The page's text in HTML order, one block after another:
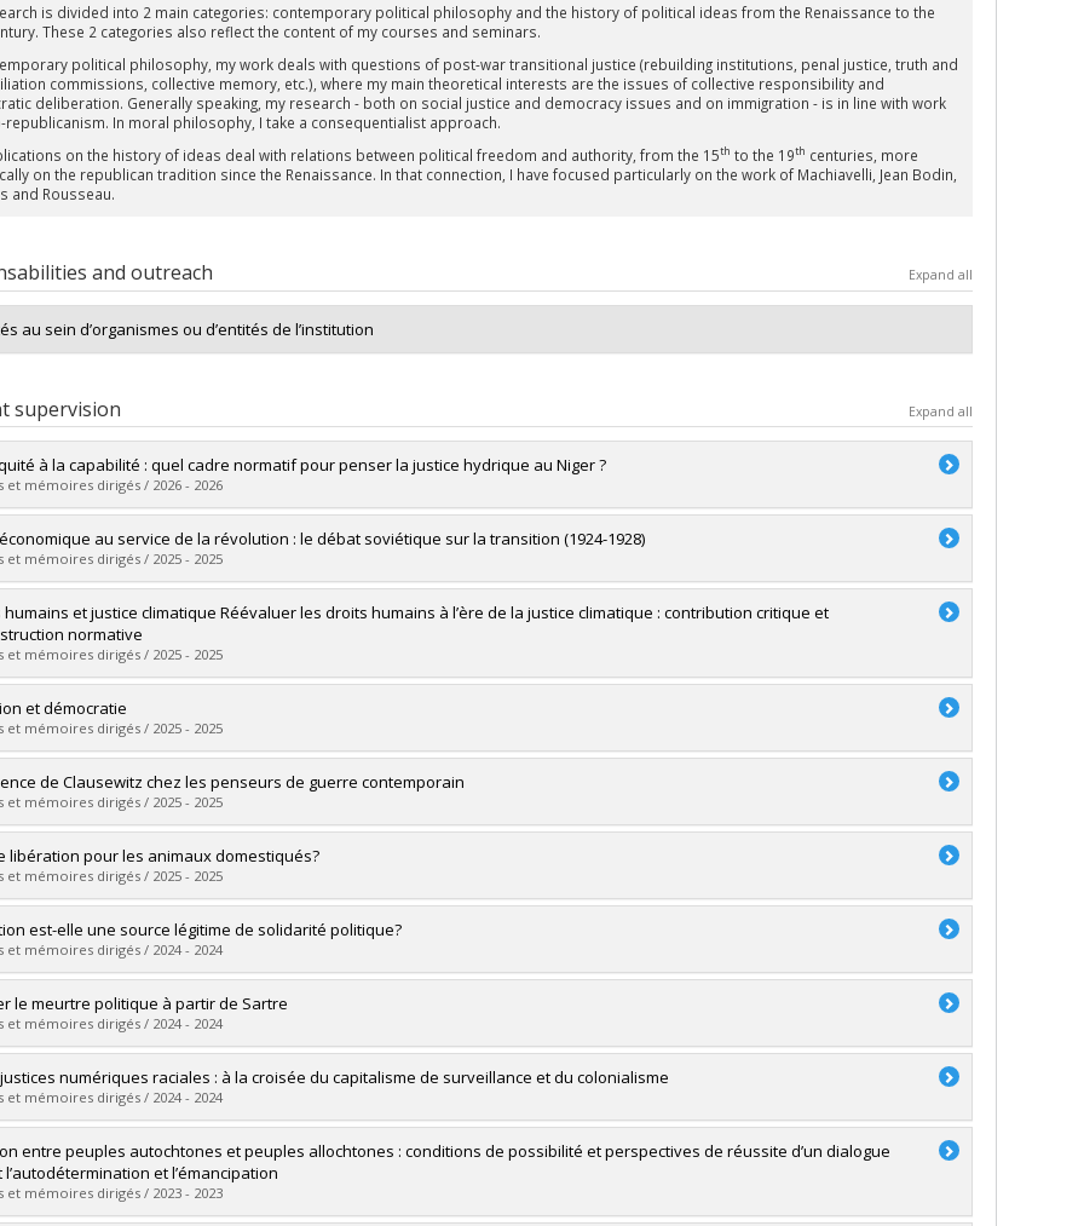
is divided into 2 main categories: contemporary political philosophy and the history of political ideas from the Renaissance to the
These 2 categories also reflect the content of my courses and seminars.
political philosophy, my work deals with questions of post-war transitional justice (rebuilding institutions, penal justice, truth and
commissions, collective memory, etc.), where my main theoretical interests are the issues of collective responsibility and
deliberation. Generally speaking, my research - both on social justice and democracy issues and on immigration - is in line with work
republicanism. In moral philosophy, I take a consequentialist approach.
on the history of ideas deal with relations between political freedom and authority, from the 15th to the 19th centuries, more
on the republican tradition since the Renaissance. In that connection, I have focused particularly on the work of Machiavelli, Jean Bodin,
and Rousseau.
and outreach Expand all
au sein d’organismes ou d’entités de l’institution
supervision Expand all
à la capabilité : quel cadre normatif pour penser la justice hydrique au Niger ?
et mémoires dirigés / 2026 - 2026
:Boubacar Balo, Salima
Master's
:M. Sc.
le document dans Papyrus
au service de la révolution : le débat soviétique sur la transition (1924-1928)
et mémoires dirigés / 2025 - 2025
:Lessard, Pierre-Olivier
Master's
:M.A.
le document dans Papyrus
humains et justice climatique Réévaluer les droits humains à l’ère de la justice climatique : contribution critique et
normative
et mémoires dirigés / 2025 - 2025
:Scrive, Emmanuel
Master's
:M.A.
le document dans Papyrus
et démocratie
et mémoires dirigés / 2025 - 2025
:Naval, Emilien
Master's
:M.A.
le document dans Papyrus
de Clausewitz chez les penseurs de guerre contemporain
et mémoires dirigés / 2025 - 2025
:Chalvardjian, Eugène
Doctoral
:Ph. D.
le document dans Papyrus
libération pour les animaux domestiqués?
et mémoires dirigés / 2025 - 2025
:Fravica, Sarah
Master's
:M.A.
le document dans Papyrus
est-elle une source légitime de solidarité politique?
et mémoires dirigés / 2024 - 2024
:Huynh, Nicholas
Master's
:M.A.
le document dans Papyrus
le meurtre politique à partir de Sartre
et mémoires dirigés / 2024 - 2024
:Casset-Tostivint, Jules
Master's
:M.A.
le document dans Papyrus
numériques raciales : à la croisée du capitalisme de surveillance et du colonialisme
et mémoires dirigés / 2024 - 2024
:Nguyen, Minhly
Master's
:M.A.
le document dans Papyrus
entre peuples autochtones et peuples allochtones : conditions de possibilité et perspectives de réussite d’un dialogue
et l’émancipation
et mémoires dirigés / 2023 - 2023